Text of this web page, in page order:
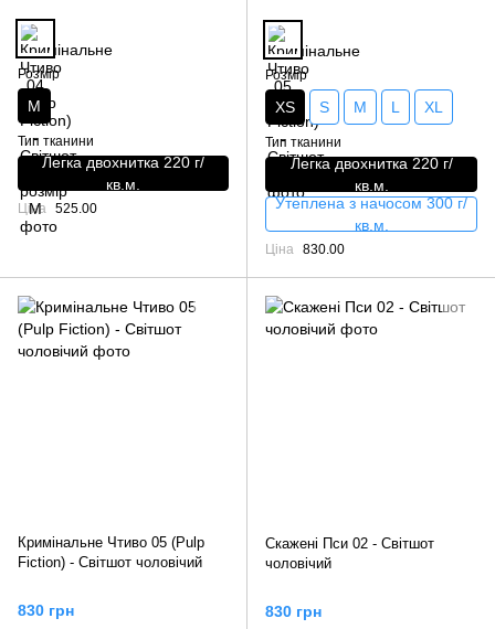
Розмір
M
Тип тканини
Легка двохнитка 220 г/
кв.м.
Ціна 525.00
Розмір
XS S M L XL
Тип тканини
Легка двохнитка 220 г/
кв.м.
Утеплена з начосом 300 г/
кв.м.
Ціна 830.00
Кримінальне Чтиво 05 (Pulp
Fiction) - Світшот чоловічий
830 грн
Скажені Пси 02 - Світшот
чоловічий
830 грн